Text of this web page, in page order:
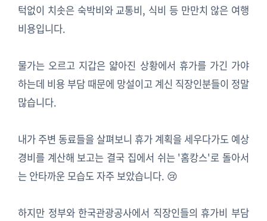
턱없이 치솟은 숙박비와 교통비, 식비 등 만만치 않은 여행
비용입니다.
물가는 오르고 지갑은 얇아진 상황에서 휴가를 가긴 가야
하는데 비용 부담 때문에 망설이고 계신 직장인분들이 정말
많습니다.
내가 주변 동료들을 살펴보니 휴가 계획을 세우다가도 예상
경비를 계산해 보고는 결국 집에서 쉬는 '홈캉스'로 돌아서
는 안타까운 모습도 자주 보았습니다. 😢
하지만 정부와 한국관광공사에서 직장인들의 휴가비 부담